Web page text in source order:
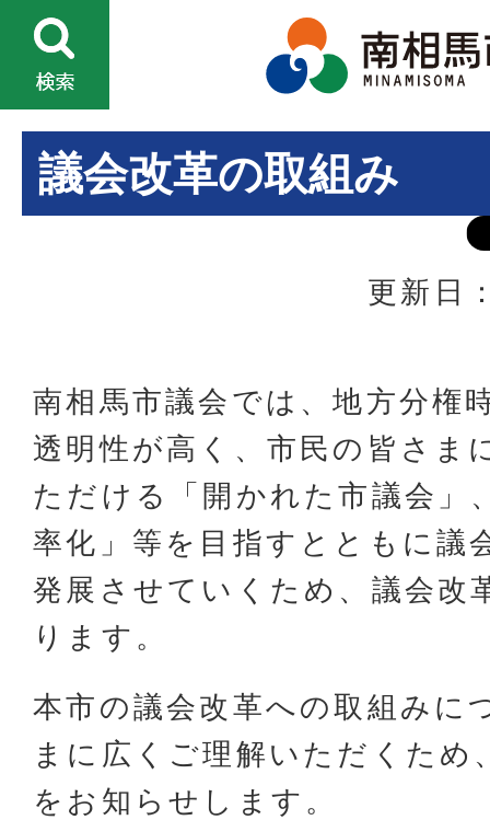
議会改革の取組み
更新日
南相馬市議会では、地方分権
透明性が高く、市民の皆さま
ただける「開かれた市議会」
率化」等を目指すとともに議
発展させていくため、議会改
ります。
本市の議会改革への取組みに
まに広くご理解いただくため
をお知らせします。